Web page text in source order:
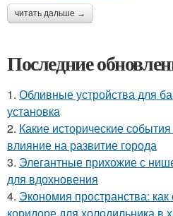
читать дальше →
Последние
1. Обливные устройства для
установка
2. Какие исторические
влияние на развитие города
3. Элегантные прихожие с
для вдохновения
4. Экономия пространства:
коридоре для холодильника в